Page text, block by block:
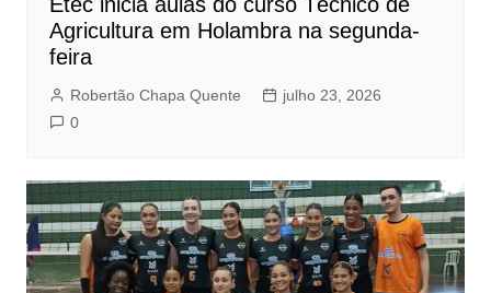
Agricultura em Holambra na segunda-
feira
Robertão Chapa Quente
julho 23, 2026
0